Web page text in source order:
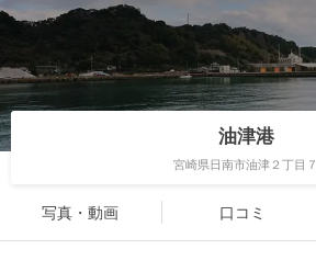
油津港
宮崎県日南市油津２丁目７
写真・動画 口コミ